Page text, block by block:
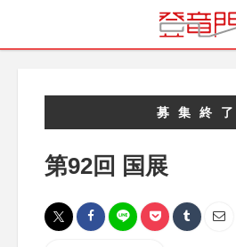
募集終了
第92回 国展